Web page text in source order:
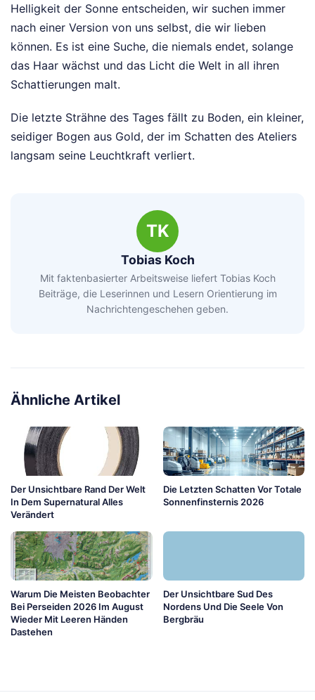
Helligkeit der Sonne entscheiden, wir suchen immer
nach einer Version von uns selbst, die wir lieben
können. Es ist eine Suche, die niemals endet, solange
das Haar wächst und das Licht die Welt in all ihren
Schattierungen malt.
Die letzte Strähne des Tages fällt zu Boden, ein kleiner,
seidiger Bogen aus Gold, der im Schatten des Ateliers
langsam seine Leuchtkraft verliert.
TK
Tobias Koch
Mit faktenbasierter Arbeitsweise liefert Tobias Koch
Beiträge, die Leserinnen und Lesern Orientierung im
Nachrichtengeschehen geben.
Ähnliche Artikel
Der Unsichtbare Rand Der Welt
In Dem Supernatural Alles
Verändert
Die Letzten Schatten Vor Totale
Sonnenfinsternis 2026
Warum Die Meisten Beobachter
Bei Perseiden 2026 Im August
Wieder Mit Leeren Händen
Dastehen
Der Unsichtbare Sud Des
Nordens Und Die Seele Von
Bergbräu